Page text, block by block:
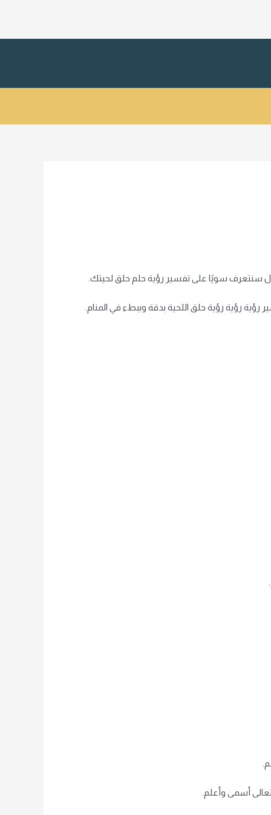
سنتعرف سويًا على تفسير رؤية حلم حلق لحيتك.
رؤية رؤية رؤية حلق اللحية بدقة وببطء في المنام.
أسمى وأعلم.